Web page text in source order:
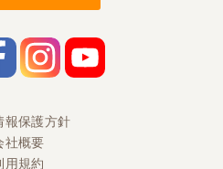
非常に助かりました。
報保護方針
社概要
用規約